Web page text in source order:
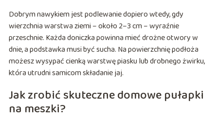
Dobrym nawykiem jest podlewanie dopiero wtedy, gdy
wierzchnia warstwa ziemi – około 2–3 cm – wyraźnie
przeschnie. Każda doniczka powinna mieć drożne otwory w
dnie, a podstawka musi być sucha. Na powierzchnię podłoża
możesz wysypać cienką warstwę piasku lub drobnego żwirku,
która utrudni samicom składanie jaj.
Jak zrobić skuteczne domowe pułapki
na meszki?